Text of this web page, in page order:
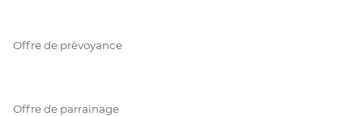
Offre de prévoyance
Offre de parrainage